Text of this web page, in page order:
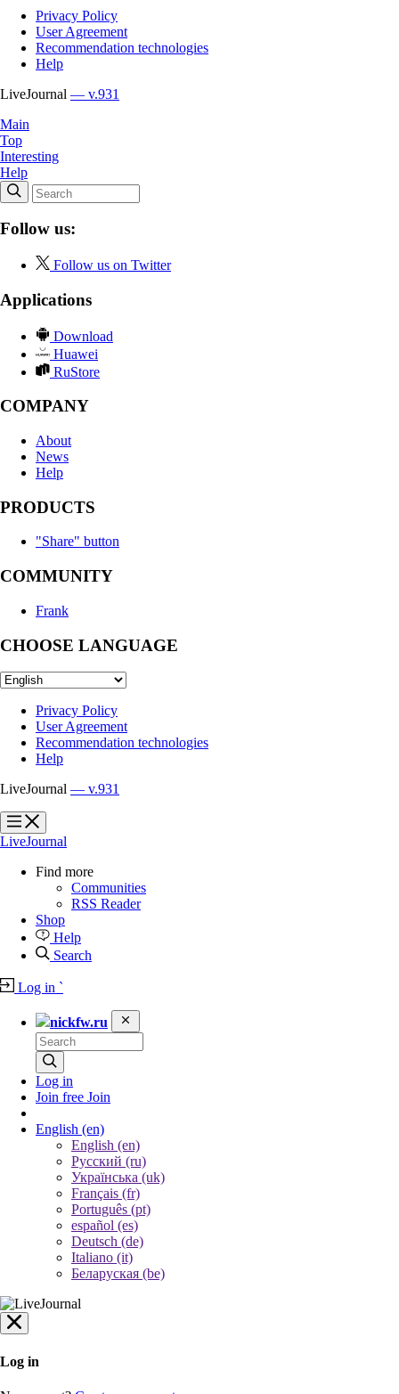
Privacy Policy
User Agreement
Recommendation technologies
Help
LiveJournal — v.931
Main
Top
Interesting
Help
Follow us:
Follow us on Twitter
Applications
Download
Huawei
RuStore
COMPANY
About
News
Help
PRODUCTS
"Share" button
COMMUNITY
Frank
CHOOSE LANGUAGE
Privacy Policy
User Agreement
Recommendation technologies
Help
LiveJournal — v.931
?
?
LiveJournal
Find more
Communities
RSS Reader
Shop
Help
Search
Log in `
nickfw.ru
Log in
Join free Join
English (en)
English (en)
Русский (ru)
Українська (uk)
Français (fr)
Português (pt)
español (es)
Deutsch (de)
Italiano (it)
Беларуская (be)
Log in